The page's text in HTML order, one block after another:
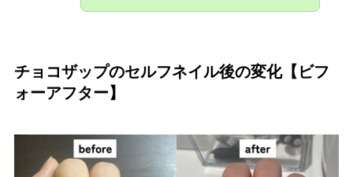
チョコザップのセルフネイル後の変化【ビフ
ォーアフター】